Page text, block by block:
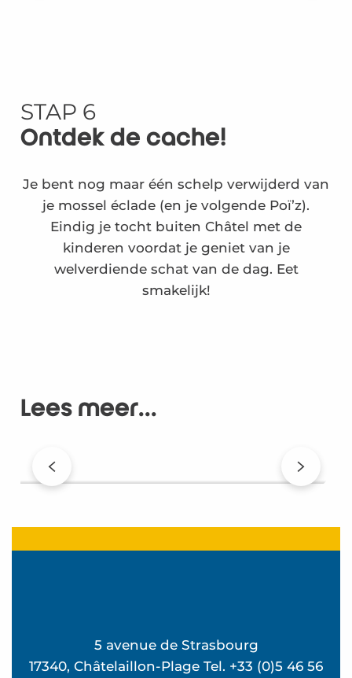
STAP 6
Ontdek de cache!
Je bent nog maar één schelp verwijderd van
je mossel éclade (en je volgende Poï’z).
Eindig je tocht buiten Châtel met de
kinderen voordat je geniet van je
welverdiende schat van de dag. Eet
smakelijk!
Lees meer...
route – NL
5 avenue de Strasbourg
17340, Châtelaillon-Plage Tel. +33 (0)5 46 56